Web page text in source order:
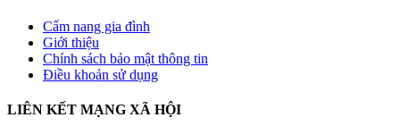
Cẩm nang gia đình
Giới thiệu
Chính sách bảo mật thông tin
Điều khoản sử dụng
LIÊN KẾT MẠNG XÃ HỘI